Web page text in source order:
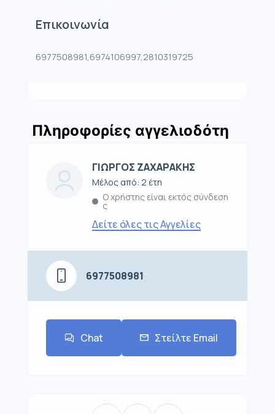
Επικοινωνία
6977508981,6974106997,2810319725
Πληροφορίες αγγελιοδότη
ΓΙΩΡΓΟΣ ΖΑΧΑΡΑΚΗΣ
Μέλος από: 2 έτη
Ο χρήστης είναι εκτός σύνδεση
ς
Δείτε όλες τις Αγγελίες
6977508981
Chat Στείλτε Email